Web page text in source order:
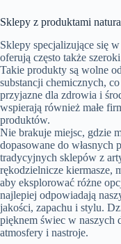
Sklepy z produktami
Sklepy specjalizujące się
oferują często także
Takie produkty są wolne
substancji chemicznych,
przyjazne dla zdrowia i
wspierają również małe
produktów.
Nie brakuje miejsc, gdzie
dopasowane do własnych
tradycyjnych sklepów z
rękodzielnicze kiermasze,
aby eksplorować różne
najlepiej odpowiadają
jakości, zapachu i stylu.
pięknem świec w naszych
atmosfery i nastroje.